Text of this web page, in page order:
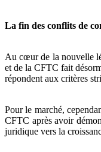
La fin des conflits de
Au cœur de la nouvelle
et de la CFTC fait
répondent aux critères
Pour le marché,
CFTC après avoir
juridique vers la